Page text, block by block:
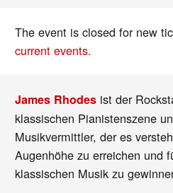
The event is closed for new
current events.
James Rhodes ist der
klassischen Pianistenszene
Musikvermittler, der es
Augenhöhe zu erreichen und
klassischen Musik zu